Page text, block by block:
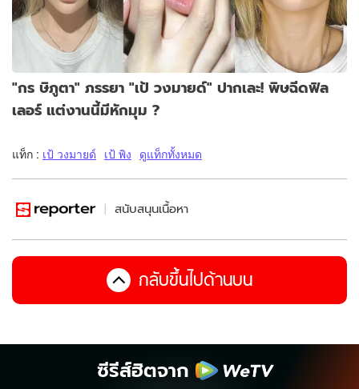
"กร ษิภูตา" ภรรยา "เป้ วงมายด์" ปากเละ! พิษฉีดฟิล
เลอร์ แต่งานนี้มีหักมุม ?
แท็ก : เป้ วงมายด์ เป้ พิง ดูแท็กทั้งหมด
สนับสนุนเนื้อหา
กลับขึ้นไปด้านบน
ซีรีส์ฮิตจาก